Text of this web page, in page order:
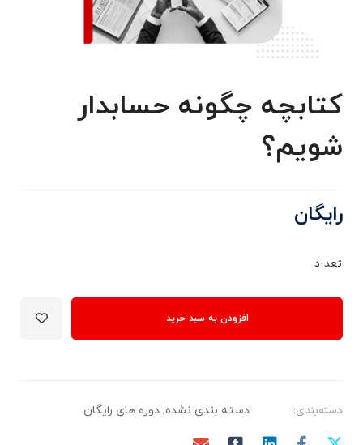
کتابچه چگونه حسابدار
شویم؟
رایگان
تعداد
افزودن به سبد خرید
دسته‌بندی: دسته بندی نشده, دوره های رایگان